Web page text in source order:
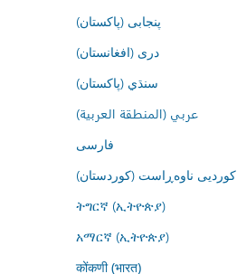
پنجابی (پاکستان)
درى (افغانستان)
سنڌي (پاکستان)
عربي (المنطقة العربية)
فارسى
کوردیی ناوەڕاست (کوردستان)
ትግርኛ (ኢትዮጵያ)
አማርኛ (ኢትዮጵያ)
कोंकणी (भारत)